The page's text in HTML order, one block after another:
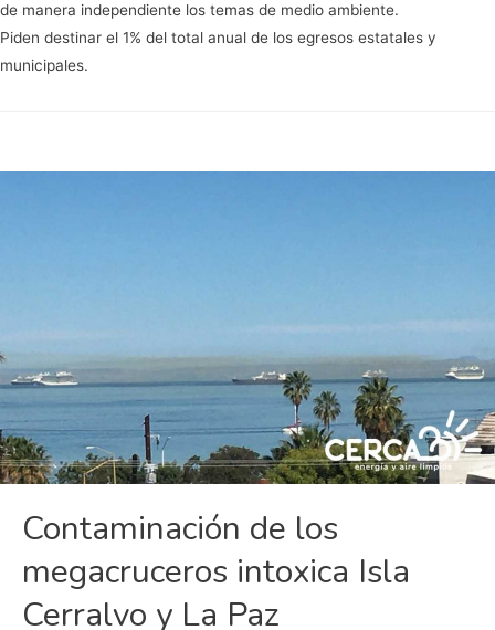
de manera independiente los temas de medio ambiente.
Piden destinar el 1% del total anual de los egresos estatales y
municipales.
Contaminación de los
megacruceros intoxica Isla
Cerralvo y La Paz